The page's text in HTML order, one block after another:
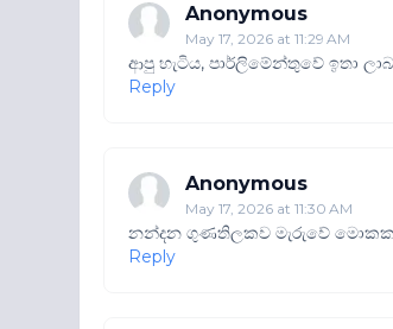
Anonymous
May 17, 2026 at 11:29 AM
ආපු හැටිය, පාර්ලිමේන්තුවේ ඉතා
Reply
Anonymous
May 17, 2026 at 11:30 AM
නන්දන ගුණතිලකව මැරුවේ
Reply